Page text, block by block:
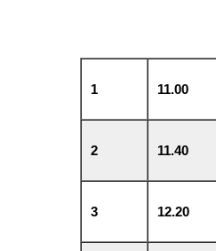
1 11.00
2 11.40
3 12.20